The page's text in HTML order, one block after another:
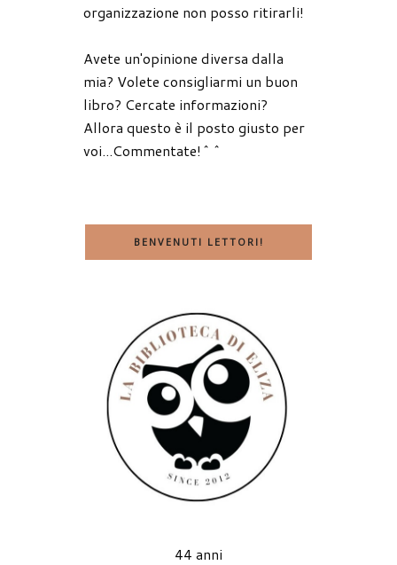
organizzazione non posso ritirarli!
Avete un'opinione diversa dalla
mia? Volete consigliarmi un buon
libro? Cercate informazioni?
Allora questo è il posto giusto per
voi...Commentate!^^
BENVENUTI LETTORI!
44 anni